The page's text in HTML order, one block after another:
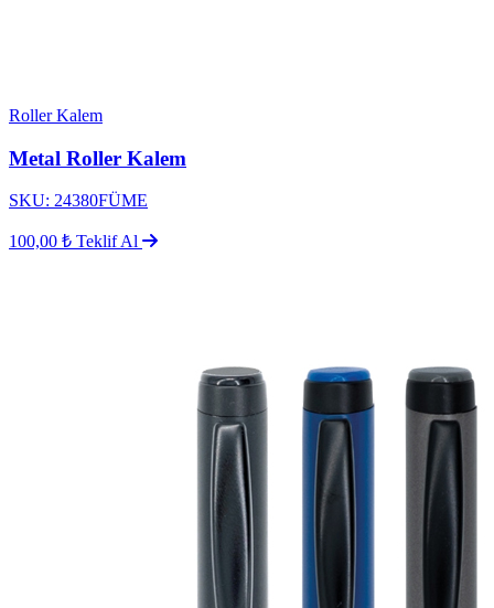
Roller Kalem
Metal Roller Kalem
SKU: 24380FÜME
100,00 ₺ Teklif Al